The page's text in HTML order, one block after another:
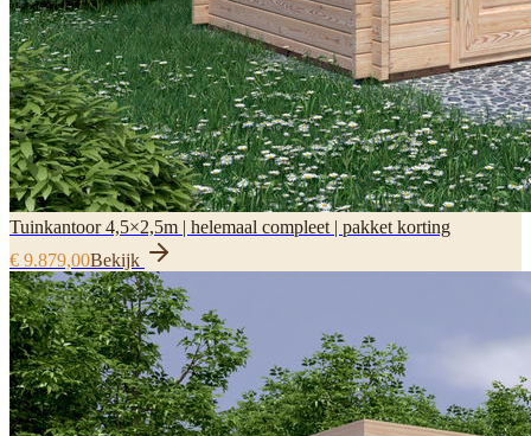
Tuinkantoor 4,5×2,5m | helemaal compleet | pakket korting
€ 9.879,00Bekijk